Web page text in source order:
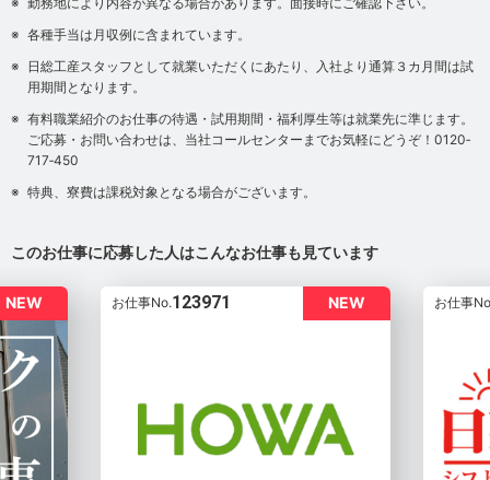
各種手当は月収例に含まれています。
日総工産スタッフとして就業いただくにあたり、入社より通算３カ月間は試
用期間となります。
有料職業紹介のお仕事の待遇・試用期間・福利厚生等は就業先に準じます。
ご応募・お問い合わせは、当社コールセンターまでお気軽にどうぞ！0120‐
717‐450
特典、寮費は課税対象となる場合がございます。
このお仕事に応募した人はこんなお仕事も見ています
NEW NEW
お仕事No.123971 お仕事